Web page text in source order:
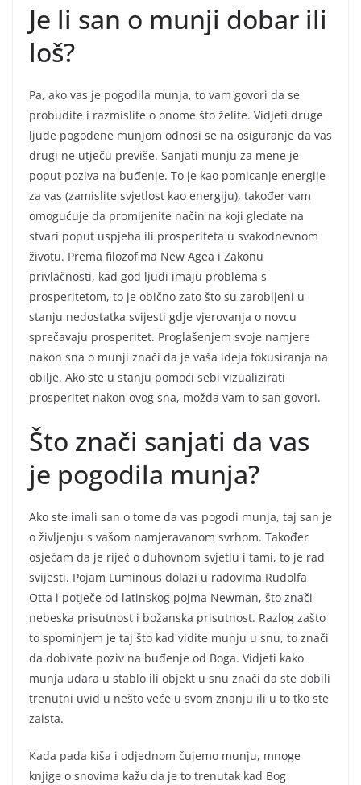
Je li san o munji dobar ili
loš?
Pa, ako vas je pogodila munja, to vam govori da se
probudite i razmislite o onome što želite. Vidjeti druge
ljude pogođene munjom odnosi se na osiguranje da vas
drugi ne utječu previše. Sanjati munju za mene je
poput poziva na buđenje. To je kao pomicanje energije
za vas (zamislite svjetlost kao energiju), također vam
omogućuje da promijenite način na koji gledate na
stvari poput uspjeha ili prosperiteta u svakodnevnom
životu. Prema filozofima New Agea i Zakonu
privlačnosti, kad god ljudi imaju problema s
prosperitetom, to je obično zato što su zarobljeni u
stanju nedostatka svijesti gdje vjerovanja o novcu
sprečavaju prosperitet. Proglašenjem svoje namjere
nakon sna o munji znači da je vaša ideja fokusiranja na
obilje. Ako ste u stanju pomoći sebi vizualizirati
prosperitet nakon ovog sna, možda vam to san govori.
Što znači sanjati da vas
je pogodila munja?
Ako ste imali san o tome da vas pogodi munja, taj san je
o življenju s vašom namjeravanom svrhom. Također
osjećam da je riječ o duhovnom svjetlu i tami, to je rad
svijesti. Pojam Luminous dolazi u radovima Rudolfa
Otta i potječe od latinskog pojma Newman, što znači
nebeska prisutnost i božanska prisutnost. Razlog zašto
to spominjem je taj što kad vidite munju u snu, to znači
da dobivate poziv na buđenje od Boga. Vidjeti kako
munja udara u stablo ili objekt u snu znači da ste dobili
trenutni uvid u nešto veće u svom znanju ili u to tko ste
zaista.
Kada pada kiša i odjednom čujemo munju, mnoge
knjige o snovima kažu da je to trenutak kad Bog